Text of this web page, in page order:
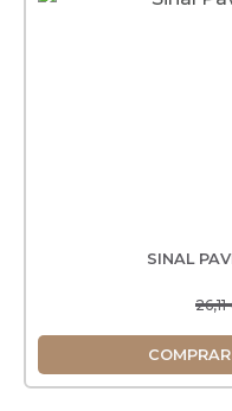
SINAL
COMPRAR